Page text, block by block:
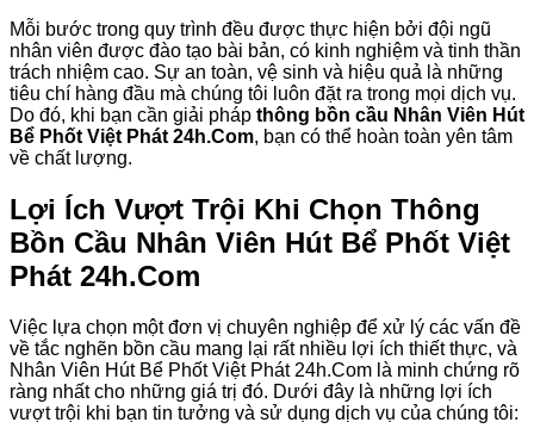
Mỗi bước trong quy trình đều được thực hiện bởi đội ngũ
nhân viên được đào tạo bài bản, có kinh nghiệm và tinh thần
trách nhiệm cao. Sự an toàn, vệ sinh và hiệu quả là những
tiêu chí hàng đầu mà chúng tôi luôn đặt ra trong mọi dịch vụ.
Do đó, khi bạn cần giải pháp thông bồn cầu Nhân Viên Hút
Bể Phốt Việt Phát 24h.Com, bạn có thể hoàn toàn yên tâm
về chất lượng.
Lợi Ích Vượt Trội Khi Chọn Thông
Bồn Cầu Nhân Viên Hút Bể Phốt Việt
Phát 24h.Com
Việc lựa chọn một đơn vị chuyên nghiệp để xử lý các vấn đề
về tắc nghẽn bồn cầu mang lại rất nhiều lợi ích thiết thực, và
Nhân Viên Hút Bể Phốt Việt Phát 24h.Com là minh chứng rõ
ràng nhất cho những giá trị đó. Dưới đây là những lợi ích
vượt trội khi bạn tin tưởng và sử dụng dịch vụ của chúng tôi: